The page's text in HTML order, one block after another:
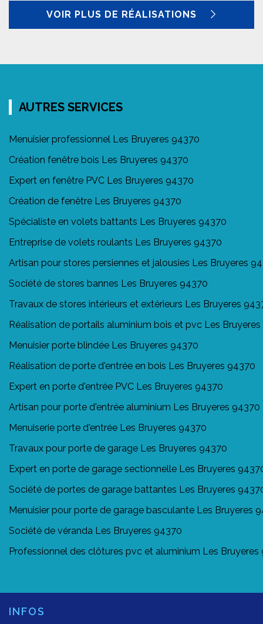
VOIR PLUS DE RÉALISATIONS
AUTRES SERVICES
Menuisier professionnel Les Bruyeres 94370
Création fenêtre bois Les Bruyeres 94370
Expert en fenêtre PVC Les Bruyeres 94370
Création de fenêtre Les Bruyeres 94370
Spécialiste en volets battants Les Bruyeres 94370
Entreprise de volets roulants Les Bruyeres 94370
Artisan pour stores persiennes et jalousies Les Bruyeres
Société de stores bannes Les Bruyeres 94370
Travaux de stores intérieurs et extérieurs Les Bruyeres
Réalisation de portails aluminium bois et pvc Les
Menuisier porte blindée Les Bruyeres 94370
Réalisation de porte d'entrée en bois Les Bruyeres 94370
Expert en porte d'entrée PVC Les Bruyeres 94370
Artisan pour porte d'entrée aluminium Les Bruyeres 94370
Menuiserie porte d'entrée Les Bruyeres 94370
Travaux pour porte de garage Les Bruyeres 94370
Expert en porte de garage sectionnelle Les Bruyeres
Société de portes de garage battantes Les Bruyeres
Menuisier pour porte de garage basculante Les Bruyeres
Société de véranda Les Bruyeres 94370
Professionnel des clôtures pvc et aluminium Les Bruyeres
INFOS